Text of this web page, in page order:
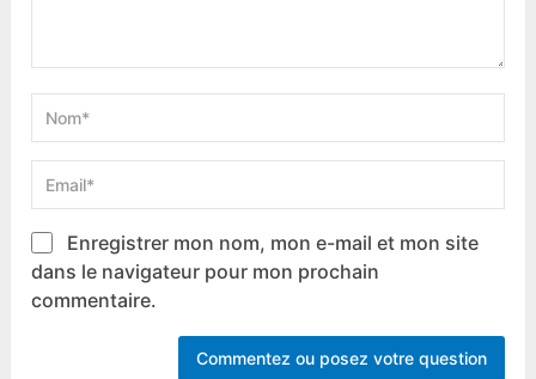
Enregistrer mon nom, mon e-mail et mon site
dans le navigateur pour mon prochain
commentaire.